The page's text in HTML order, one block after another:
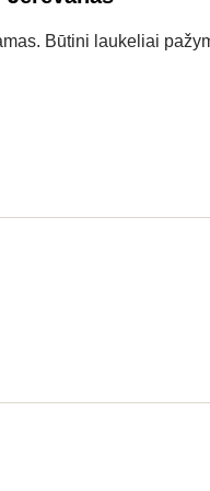
Būtini laukeliai